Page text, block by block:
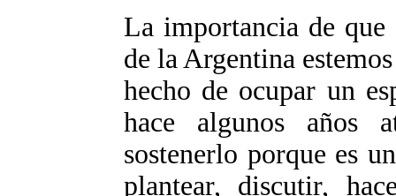
La importancia de que
de la Argentina
hecho de ocupar un
hace algunos años
sostenerlo porque es
plantear, discutir,